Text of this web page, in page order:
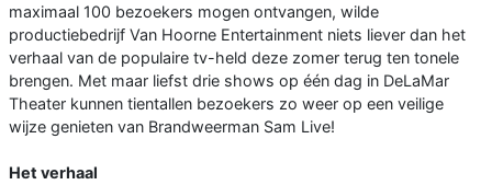
maximaal 100 bezoekers mogen ontvangen, wilde
productiebedrijf Van Hoorne Entertainment niets liever dan het
verhaal van de populaire tv-held deze zomer terug ten tonele
brengen. Met maar liefst drie shows op één dag in DeLaMar
Theater kunnen tientallen bezoekers zo weer op een veilige
wijze genieten van Brandweerman Sam Live!
Het verhaal